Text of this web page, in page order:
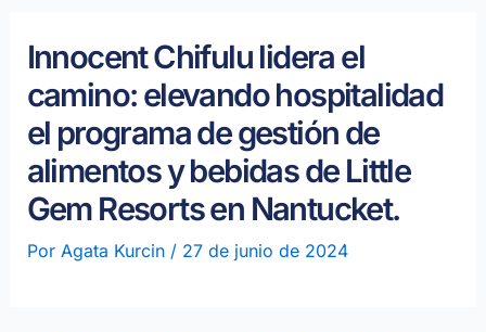
Innocent Chifulu lidera el
camino: elevando hospitalidad
el programa de gestión de
alimentos y bebidas de Little
Gem Resorts en Nantucket.
Por Agata Kurcin / 27 de junio de 2024